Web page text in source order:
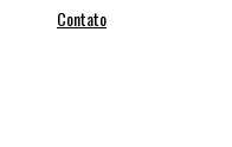
Contato